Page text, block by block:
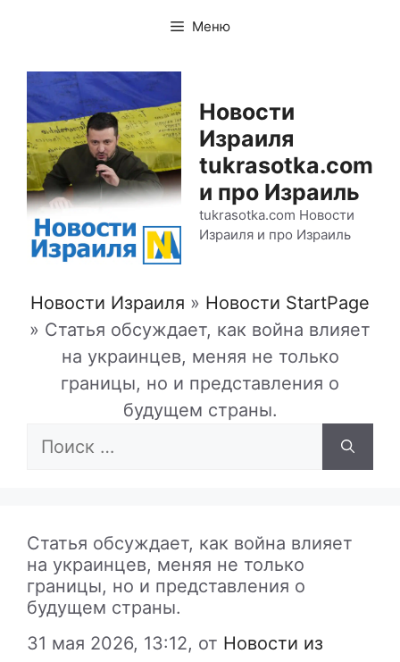
содержимому
Меню
Новости
Израиля
tukrasotka.com
и про Израиль
tukrasotka.com Новости
Израиля и про Израиль
Новости Израиля » Новости StartPage
» Статья обсуждает, как война влияет
на украинцев, меняя не только
границы, но и представления о
будущем страны.
Поиск:
Статья обсуждает, как война влияет
на украинцев, меняя не только
границы, но и представления о
будущем страны.
31 мая 2026, 13:12, от Новости из